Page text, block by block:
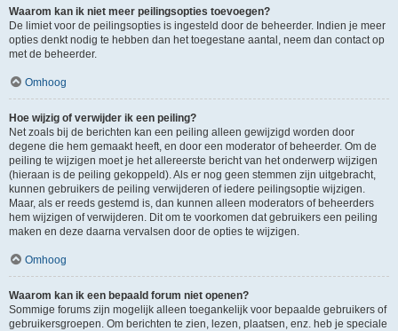
Waarom kan ik niet meer peilingsopties toevoegen?
De limiet voor de peilingsopties is ingesteld door de beheerder. Indien je meer
opties denkt nodig te hebben dan het toegestane aantal, neem dan contact op
met de beheerder.
Omhoog
Hoe wijzig of verwijder ik een peiling?
Net zoals bij de berichten kan een peiling alleen gewijzigd worden door
degene die hem gemaakt heeft, en door een moderator of beheerder. Om de
peiling te wijzigen moet je het allereerste bericht van het onderwerp wijzigen
(hieraan is de peiling gekoppeld). Als er nog geen stemmen zijn uitgebracht,
kunnen gebruikers de peiling verwijderen of iedere peilingsoptie wijzigen.
Maar, als er reeds gestemd is, dan kunnen alleen moderators of beheerders
hem wijzigen of verwijderen. Dit om te voorkomen dat gebruikers een peiling
maken en deze daarna vervalsen door de opties te wijzigen.
Omhoog
Waarom kan ik een bepaald forum niet openen?
Sommige forums zijn mogelijk alleen toegankelijk voor bepaalde gebruikers of
gebruikersgroepen. Om berichten te zien, lezen, plaatsen, enz. heb je speciale